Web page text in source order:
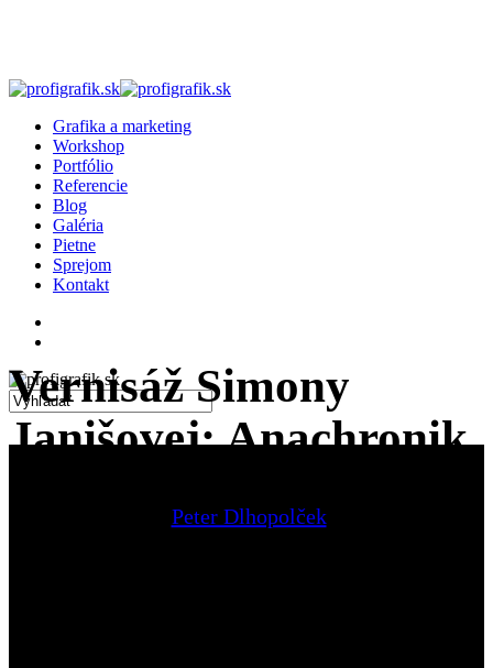
content
search
Menu
Grafika a marketing
Workshop
Portfólio
Referencie
Blog
Galéria
Pietne
Sprejom
Kontakt
Close
Search
Vernisáž Simony
Janišovej: Anachronik
Peter Dlhopolček